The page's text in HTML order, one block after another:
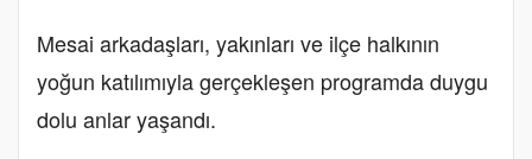
Mesai arkadaşları, yakınları ve ilçe halkının
yoğun katılımıyla gerçekleşen programda duygu
dolu anlar yaşandı.